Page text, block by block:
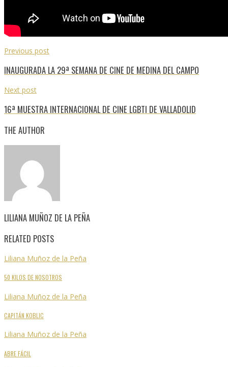
Previous post
INAUGURADA LA 29ª SEMANA DE CINE DE MEDINA DEL CAMPO
Next post
16ª MUESTRA INTERNACIONAL DE CINE LGBTI DE VALLADOLID
THE AUTHOR
LILIANA MUÑOZ DE LA PEÑA
RELATED POSTS
Liliana Muñoz de la Peña
50 KILOS DE NOSOTROS
Liliana Muñoz de la Peña
CAPITÁN KOBLIC
Liliana Muñoz de la Peña
ABRE FÁCIL